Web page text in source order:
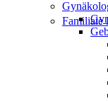
Familiale